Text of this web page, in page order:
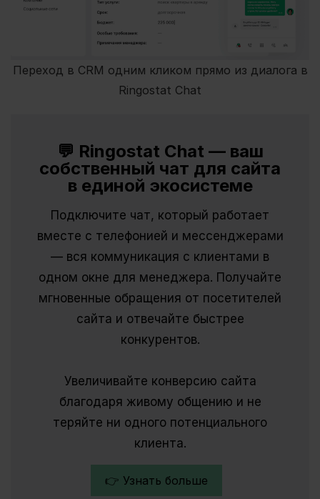
Переход в CRM одним кликом прямо из диалога в
Ringostat Chat
💬 Ringostat Chat — ваш
собственный чат для сайта
в единой экосистеме
Подключите чат, который работает
вместе с телефонией и мессенджерами
— вся коммуникация с клиентами в
одном окне для менеджера. Получайте
мгновенные обращения от посетителей
сайта и отвечайте быстрее
конкурентов.
Увеличивайте конверсию сайта
благодаря живому общению и не
теряйте ни одного потенциального
клиента.
👉 Узнать больше